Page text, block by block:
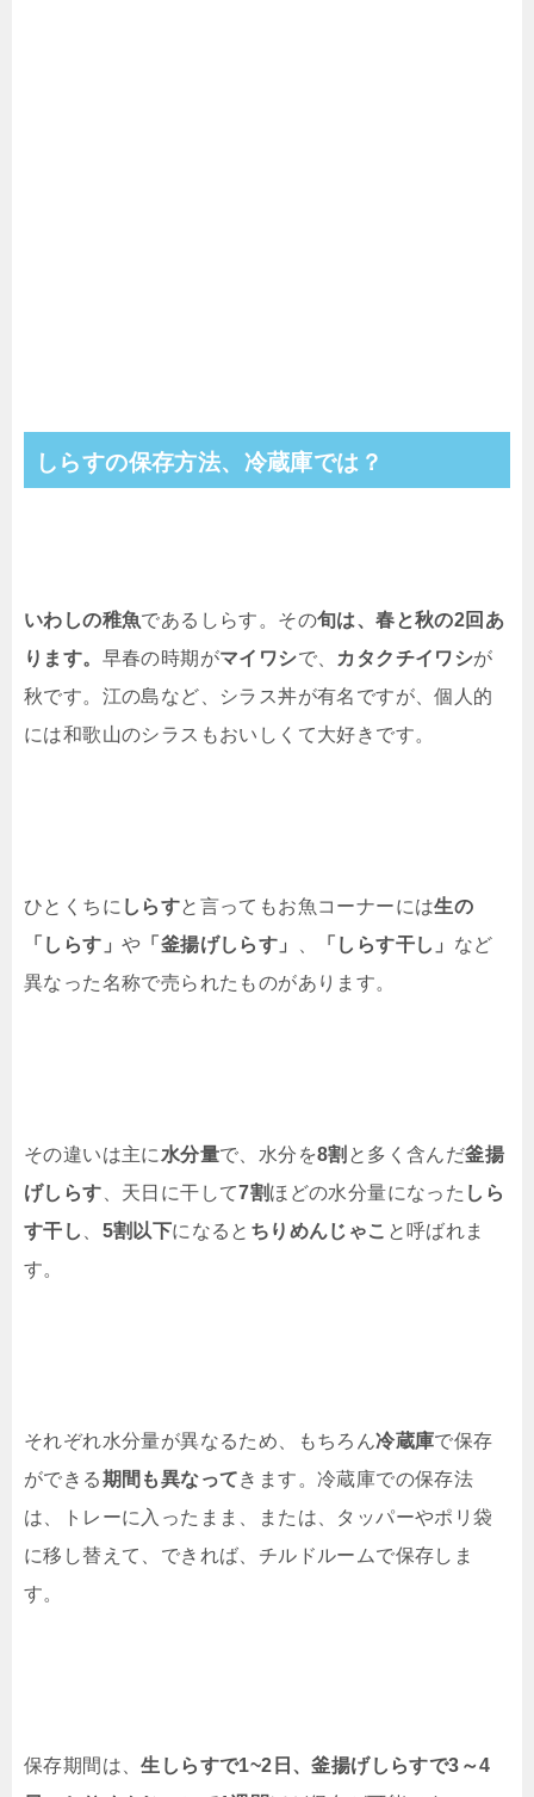
しらすの保存方法、冷蔵庫では？
いわしの稚魚であるしらす。その旬は、春と秋の2回あ
ります。 早春の時期がマイワシで、 カタクチイワシが
秋です。江の島など、シラス丼が有名ですが、個人的
には和歌山のシラスもおいしくて大好きです。
ひとくちに しらすと言ってもお魚コーナーには生の
「しらす」 や 「釜揚げしらす」 「しらす干し」 など
異なった名称で売られたものがあります。
その違いは主に 水分量で、水分を8割 と多く含んだ釜揚
げしらす 、天日に干して7割ほどの水分量になった しら
す干し
5割以下になると ちりめんじゃこ と呼ばれま
す。
それぞれ水分量が異なるため、もちろん冷蔵庫で保存
ができる期間も異なってきます。冷蔵庫での保存法
は、トレーに入ったまま、または、タッパーやポリ袋
に移し替えて、できれば、チルドルームで保存しま
す。
保存期間は、生しらすで1~2日、釜揚げしらすで3～4